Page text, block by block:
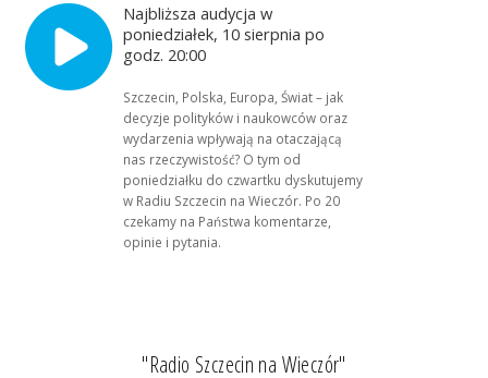
Najbliższa audycja w
poniedziałek, 10 sierpnia po
godz. 20:00
Szczecin, Polska, Europa, Świat – jak
decyzje polityków i naukowców oraz
wydarzenia wpływają na otaczającą
nas rzeczywistość? O tym od
poniedziałku do czwartku dyskutujemy
w Radiu Szczecin na Wieczór. Po 20
czekamy na Państwa komentarze,
opinie i pytania.
"Radio Szczecin na Wieczór"